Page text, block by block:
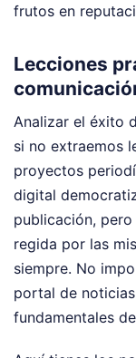
frutos en
Lecciones
Analizar el éxito
si no extraemos
proyectos
digital
publicación,
regida por las
siempre. No
portal de
fundamentales